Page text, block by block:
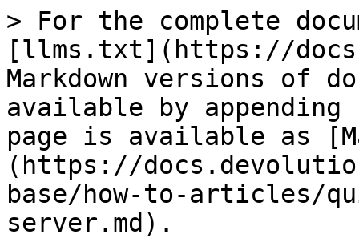
> For the complete
[llms.txt](https://
Markdown versions of
available by
page is available as
(https://
base/how-to-articles/
server.md).